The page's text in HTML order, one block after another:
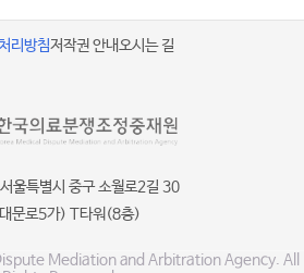
리방침저작권 안내오시는 길
울특별시 중구 소월로2길 30
문로5가) T타워(8층)
Mediation and Arbitration Agency. All